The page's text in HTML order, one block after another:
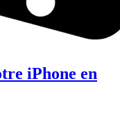
iPhone en